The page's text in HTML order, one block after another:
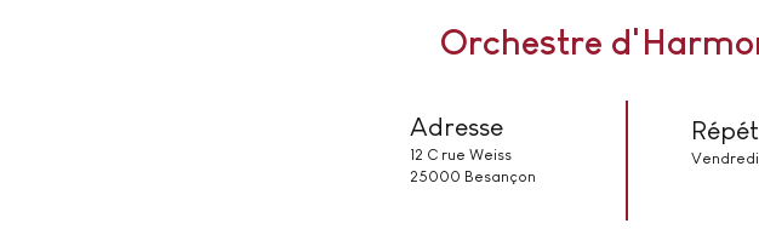
Orchestre
Adresse
12 C rue Weiss
25000 Besançon